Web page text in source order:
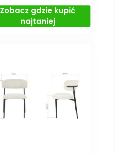
Zobacz gdzie kupić
najtaniej